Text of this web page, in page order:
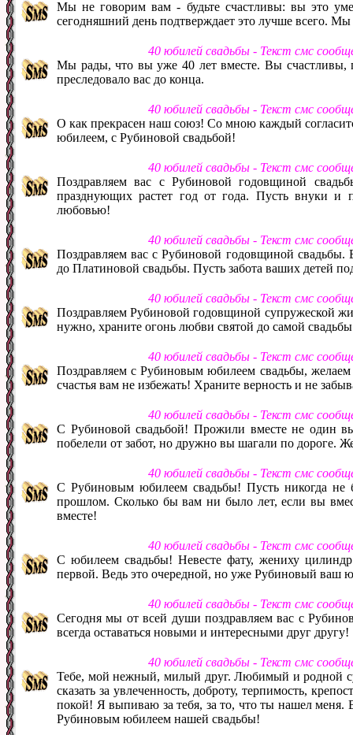
Мы не говорим вам - будьте счастливы: вы это
сегодняшний день подтверждает это лучше всего.
40 юбилей свадьбы - Текст смс
Мы рады, что вы уже 40 лет вместе. Вы счастливы,
преследовало вас до конца.
40 юбилей свадьбы - Текст смс
О как прекрасен наш союз! Со мною каждый
юбилеем, с Рубиновой свадьбой!
40 юбилей свадьбы - Текст смс
Поздравляем вас с Рубиновой годовщиной
празднующих растет год от года. Пусть внуки и
любовью!
40 юбилей свадьбы - Текст смс
Поздравляем вас с Рубиновой годовщиной свадьбы.
до Платиновой свадьбы. Пусть забота ваших детей
40 юбилей свадьбы - Текст смс
Поздравляем Рубиновой годовщиной супружеской
нужно, храните огонь любви святой до самой
40 юбилей свадьбы - Текст смс
Поздравляем с Рубиновым юбилеем свадьбы,
счастья вам не избежать! Храните верность и не
40 юбилей свадьбы - Текст смс
С Рубиновой свадьбой! Прожили вместе не один
побелели от забот, но дружно вы шагали по дороге.
40 юбилей свадьбы - Текст смс
С Рубиновым юбилеем свадьбы! Пусть никогда не
прошлом. Сколько бы вам ни было лет, если вы
вместе!
40 юбилей свадьбы - Текст смс
С юбилеем свадьбы! Невесте фату, жениху
первой. Ведь это очередной, но уже Рубиновый ваш
40 юбилей свадьбы - Текст смс
Сегодня мы от всей души поздравляем вас с
всегда оставаться новыми и интересными друг другу!
40 юбилей свадьбы - Текст смс
Тебе, мой нежный, милый друг. Любимый и родной
сказать за увлеченность, доброту, терпимость,
покой! Я выпиваю за тебя, за то, что ты нашел
Рубиновым юбилеем нашей свадьбы!